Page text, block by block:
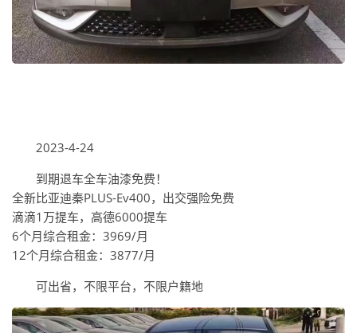
2023-4-24
到期退车全车油漆免费！
全新比亚迪秦PLUS-Ev400，出交强险免费
滴滴1万提车，高德6000提车
6个月综合租金：3969/月
12个月综合租金：3877/月
可出省，不限平台，不限户籍地